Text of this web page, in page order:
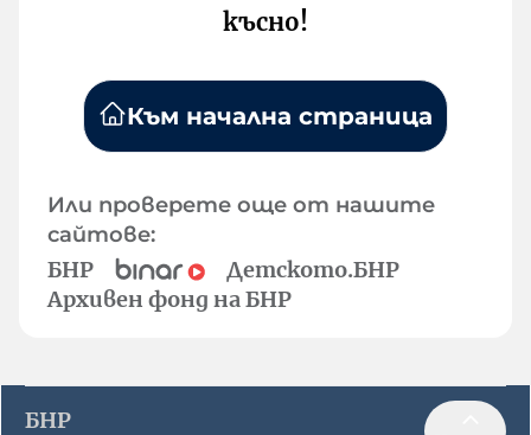
късно!
Към начална страница
Или проверете още от нашите
сайтове:
БНР
Детското.БНР
Архивен фонд на БНР
БНР